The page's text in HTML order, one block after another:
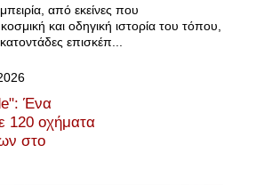
από εκείνες που
και οδηγική ιστορία του τόπου,
επισκέπ...
Ένα
120 οχήματα
στο